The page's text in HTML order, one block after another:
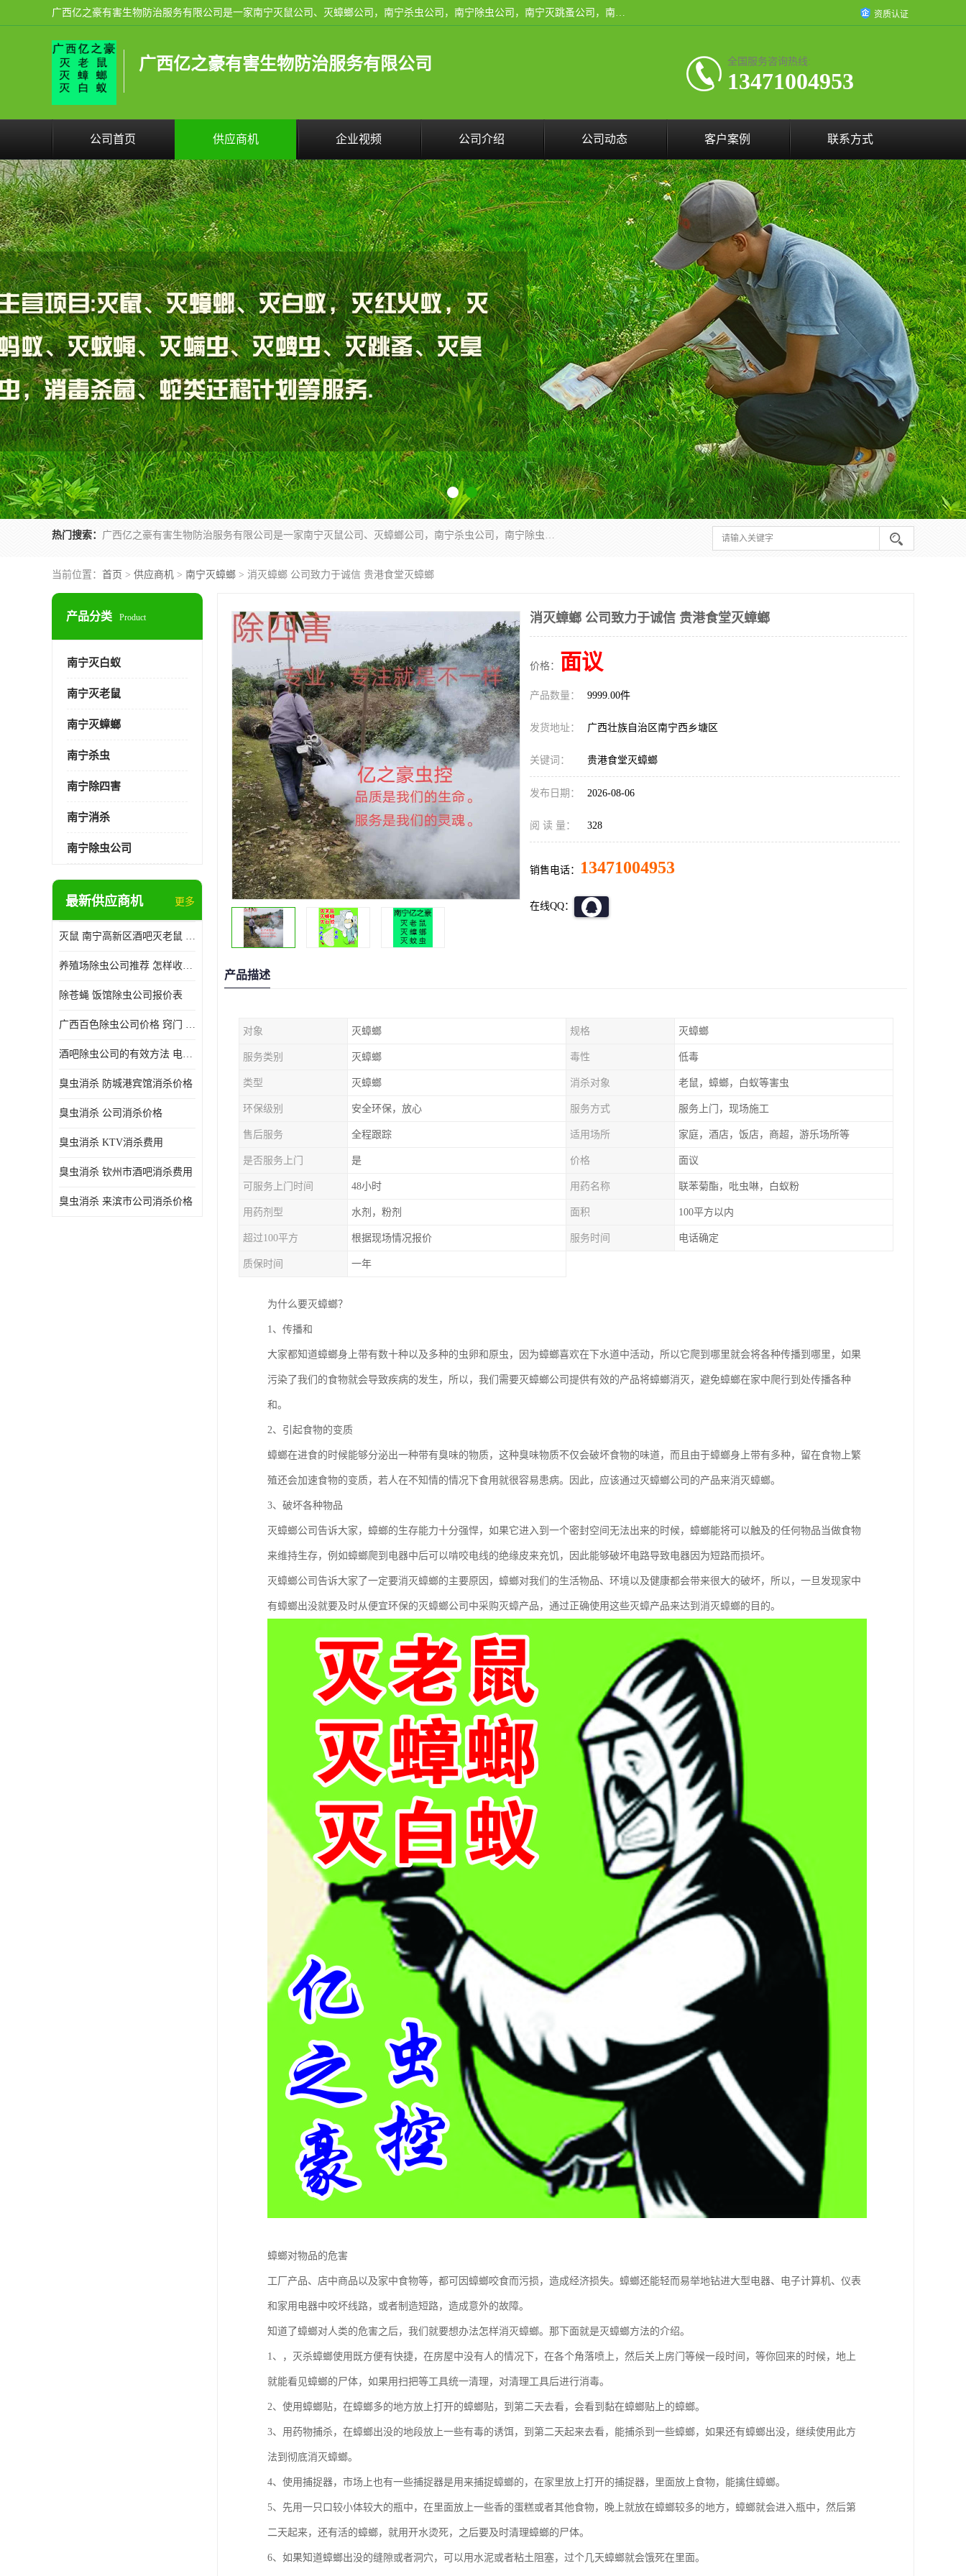
广西亿之豪有害生物防治服务有限公司是一家南宁灭鼠公司、灭蟑螂公司，南宁杀虫公司，南宁除虫公司，南宁灭跳蚤公司，南宁灭白蚁公司，南宁除四害公司,广西亿之豪有害生物防治服务有限公司专业灭蟑螂,除臭虫,其他害虫,服务上门,安全环保,售后保障,一次消杀，竭诚为您服务. 资质认证
广西亿之豪有害生物防治服务有限公司 全国服务咨询热线:
13471004953
公司首页 供应商机 企业视频 公司介绍 公司动态 客户案例 联系方式
热门搜索： 广西亿之豪有害生物防治服务有限公司是一家南宁灭鼠公司、灭蟑螂公司，南宁杀虫公司，南宁除虫公司，南宁灭跳蚤公司，南宁灭白蚁公司，南宁除四害公司,广西亿之豪有害生物防治服务有限公司专业灭蟑螂,除臭虫,其他害虫,服务上门,安全环保,售后保障,一次消杀，竭诚为您服务.
当前位置： 首页 > 供应商机 > 南宁灭蟑螂 > 消灭蟑螂 公司致力于诚信 贵港食堂灭蟑螂
产品分类 Product
南宁灭白蚁
南宁灭老鼠
南宁灭蟑螂
南宁杀虫
南宁除四害
南宁消杀
南宁除虫公司
最新供应商机 更多
灭鼠 南宁高新区酒吧灭老鼠 诚信经营
养殖场除虫公司推荐 怎样收费 除苍蝇
除苍蝇 饭馆除虫公司报价表
广西百色除虫公司价格 窍门 除蟑螂
酒吧除虫公司的有效方法 电话 除螨虫
臭虫消杀 防城港宾馆消杀价格
臭虫消杀 公司消杀价格
臭虫消杀 KTV消杀费用
臭虫消杀 钦州市酒吧消杀费用
臭虫消杀 来滨市公司消杀价格
消灭蟑螂 公司致力于诚信 贵港食堂灭蟑螂
价格： 面议
产品数量： 9999.00件
发货地址： 广西壮族自治区南宁西乡塘区
关键词： 贵港食堂灭蟑螂
发布日期： 2026-08-06
阅 读 量： 328
销售电话： 13471004953
在线QQ：
产品描述
对象 灭蟑螂 规格 灭蟑螂
服务类别 灭蟑螂 毒性 低毒
类型 灭蟑螂 消杀对象 老鼠，蟑螂，白蚁等害虫
环保级别 安全环保，放心 服务方式 服务上门，现场施工
售后服务 全程跟踪 适用场所 家庭，酒店，饭店，商超，游乐场所等
是否服务上门 是 价格 面议
可服务上门时间 48小时 用药名称 联苯菊酯，吡虫啉，白蚁粉
用药剂型 水剂，粉剂 面积 100平方以内
超过100平方 根据现场情况报价 服务时间 电话确定
质保时间 一年
为什么要灭蟑螂？
1、传播和
大家都知道蟑螂身上带有数十种以及多种的虫卵和原虫，因为蟑螂喜欢在下水道中活动，所以它爬到哪里就会将各种传播到哪里，如果
污染了我们的食物就会导致疾病的发生，所以，我们需要灭蟑螂公司提供有效的产品将蟑螂消灭，避免蟑螂在家中爬行到处传播各种
和。
2、引起食物的变质
蟑螂在进食的时候能够分泌出一种带有臭味的物质，这种臭味物质不仅会破坏食物的味道，而且由于蟑螂身上带有多种，留在食物上繁
殖还会加速食物的变质，若人在不知情的情况下食用就很容易患病。因此，应该通过灭蟑螂公司的产品来消灭蟑螂。
3、破坏各种物品
灭蟑螂公司告诉大家，蟑螂的生存能力十分强悍，如果它进入到一个密封空间无法出来的时候，蟑螂能将可以触及的任何物品当做食物
来维持生存，例如蟑螂爬到电器中后可以啃咬电线的绝缘皮来充饥，因此能够破坏电路导致电器因为短路而损坏。
灭蟑螂公司告诉大家了一定要消灭蟑螂的主要原因，蟑螂对我们的生活物品、环境以及健康都会带来很大的破坏，所以，一旦发现家中
有蟑螂出没就要及时从便宜环保的灭蟑螂公司中采购灭蟑产品，通过正确使用这些灭蟑产品来达到消灭蟑螂的目的。
蟑螂对物品的危害
工厂产品、店中商品以及家中食物等，都可因蟑螂咬食而污损，造成经济损失。蟑螂还能轻而易举地钻进大型电器、电子计算机、仪表
和家用电器中咬坏线路，或者制造短路，造成意外的故障。
知道了蟑螂对人类的危害之后，我们就要想办法怎样消灭蟑螂。那下面就是灭蟑螂方法的介绍。
1、，灭杀蟑螂使用既方便有快捷，在房屋中没有人的情况下，在各个角落喷上，然后关上房门等候一段时间，等你回来的时候，地上
就能看见蟑螂的尸体，如果用扫把等工具统一清理，对清理工具后进行消毒。
2、使用蟑螂贴，在蟑螂多的地方放上打开的蟑螂贴，到第二天去看，会看到黏在蟑螂贴上的蟑螂。
3、用药物捕杀，在蟑螂出没的地段放上一些有毒的诱饵，到第二天起来去看，能捕杀到一些蟑螂，如果还有蟑螂出没，继续使用此方
法到彻底消灭蟑螂。
4、使用捕捉器，市场上也有一些捕捉器是用来捕捉蟑螂的，在家里放上打开的捕捉器，里面放上食物，能擒住蟑螂。
5、先用一只口较小体较大的瓶中，在里面放上一些香的蛋糕或者其他食物，晚上就放在蟑螂较多的地方，蟑螂就会进入瓶中，然后第
二天起来，还有活的蟑螂，就用开水烫死，之后要及时清理蟑螂的尸体。
6、如果知道蟑螂出没的缝隙或者洞穴，可以用水泥或者粘土阻塞，过个几天蟑螂就会饿死在里面。